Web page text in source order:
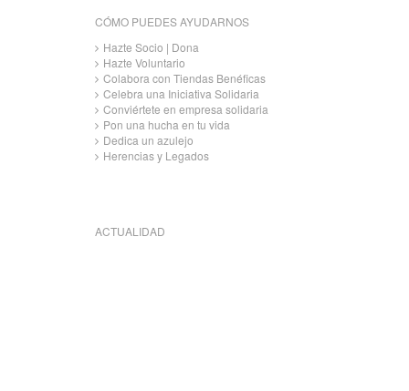
CÓMO PUEDES AYUDARNOS
Hazte Socio | Dona
Hazte Voluntario
Colabora con Tiendas Benéficas
Celebra una Iniciativa Solidaria
Conviértete en empresa solidaria
Pon una hucha en tu vida
Dedica un azulejo
Herencias y Legados
ACTUALIDAD